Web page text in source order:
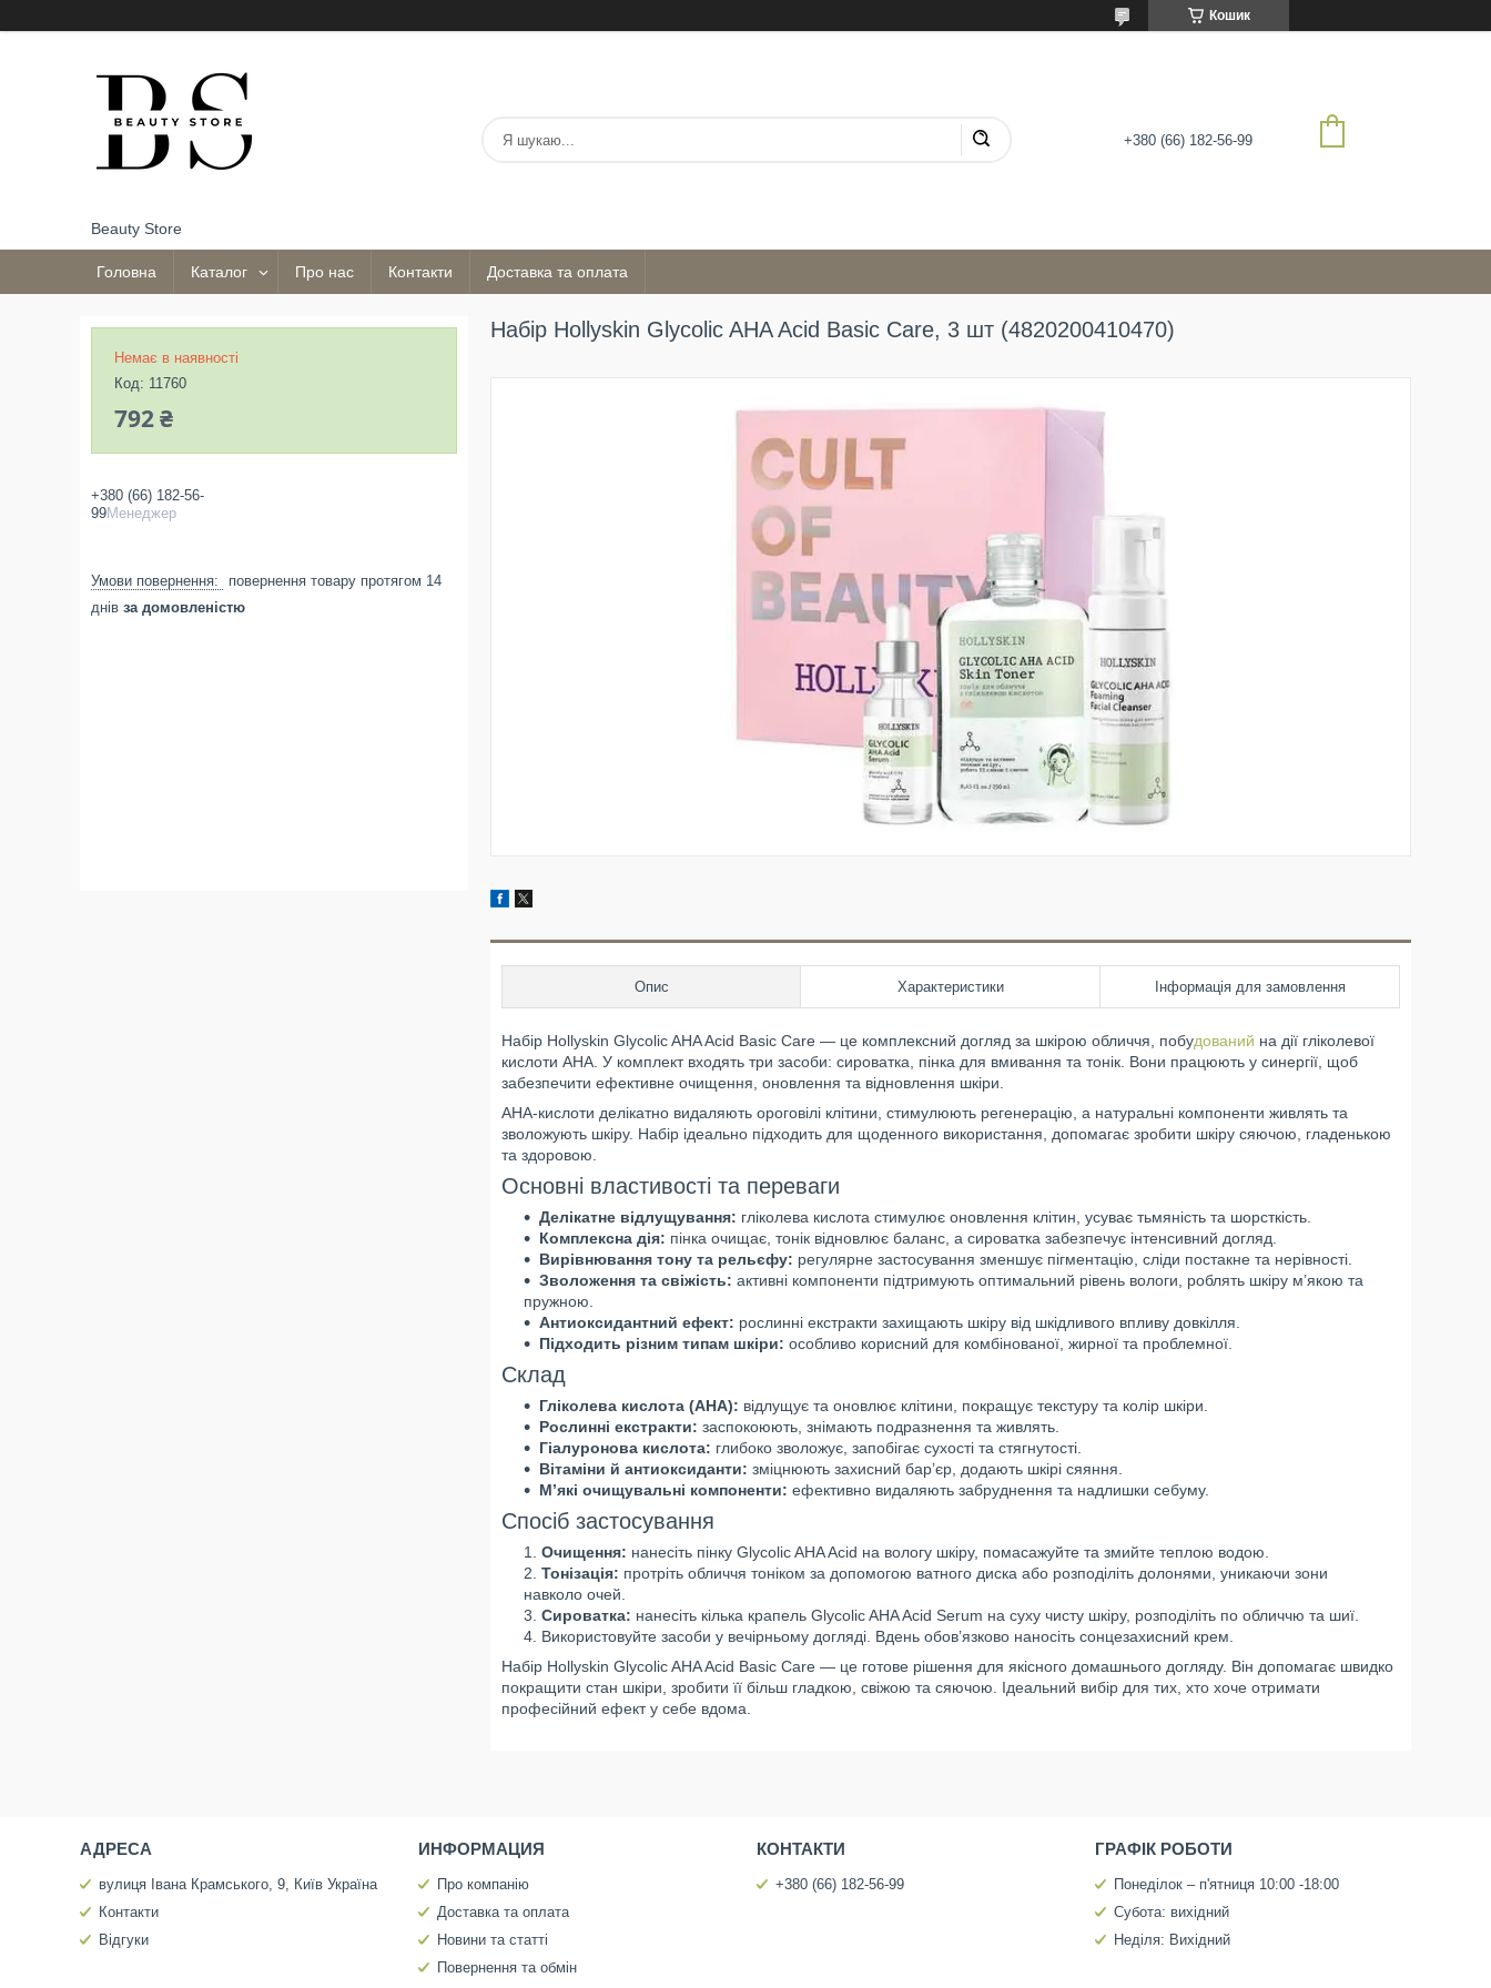
Кошик
Beauty Store
+380 (66) 182-56-99
Головна Каталог Про нас Контакти Доставка та оплата
Набір Hollyskin Glycolic AHA Acid Basic Care, 3 шт (4820200410470)
Опис Характеристики Інформація для замовлення
Набір Hollyskin Glycolic AHA Acid Basic Care — це комплексний догляд за шкірою обличчя, побудований на дії гліколевої
кислоти AHA. У комплект входять три засоби: сироватка, пінка для вмивання та тонік. Вони працюють у синергії, щоб
забезпечити ефективне очищення, оновлення та відновлення шкіри.
AHA-кислоти делікатно видаляють ороговілі клітини, стимулюють регенерацію, а натуральні компоненти живлять та
зволожують шкіру. Набір ідеально підходить для щоденного використання, допомагає зробити шкіру сяючою, гладенькою
та здоровою.
Основні властивості та переваги
Делікатне відлущування: гліколева кислота стимулює оновлення клітин, усуває тьмяність та шорсткість.
Комплексна дія: пінка очищає, тонік відновлює баланс, а сироватка забезпечує інтенсивний догляд.
Вирівнювання тону та рельєфу: регулярне застосування зменшує пігментацію, сліди постакне та нерівності.
Зволоження та свіжість: активні компоненти підтримують оптимальний рівень вологи, роблять шкіру м’якою та
пружною.
Антиоксидантний ефект: рослинні екстракти захищають шкіру від шкідливого впливу довкілля.
Підходить різним типам шкіри: особливо корисний для комбінованої, жирної та проблемної.
Склад
Гліколева кислота (AHA): відлущує та оновлює клітини, покращує текстуру та колір шкіри.
Рослинні екстракти: заспокоюють, знімають подразнення та живлять.
Гіалуронова кислота: глибоко зволожує, запобігає сухості та стягнутості.
Вітаміни й антиоксиданти: зміцнюють захисний бар’єр, додають шкірі сяяння.
М’які очищувальні компоненти: ефективно видаляють забруднення та надлишки себуму.
Спосіб застосування
Очищення: нанесіть пінку Glycolic AHA Acid на вологу шкіру, помасажуйте та змийте теплою водою.
Тонізація: протріть обличчя тоніком за допомогою ватного диска або розподіліть долонями, уникаючи зони
навколо очей.
Сироватка: нанесіть кілька крапель Glycolic AHA Acid Serum на суху чисту шкіру, розподіліть по обличчю та шиї.
Використовуйте засоби у вечірньому догляді. Вдень обов’язково наносіть сонцезахисний крем.
Набір Hollyskin Glycolic AHA Acid Basic Care — це готове рішення для якісного домашнього догляду. Він допомагає швидко
покращити стан шкіри, зробити її більш гладкою, свіжою та сяючою. Ідеальний вибір для тих, хто хоче отримати
професійний ефект у себе вдома.
Немає в наявності
Код: 11760
792 ₴
+380 (66) 182-56-
99Менеджер
повернення товару протягом 14
днів за домовленістю
АДРЕСА
вулиця Івана Крамського, 9, Київ Україна
Контакти
Відгуки
ИНФОРМАЦИЯ
Про компанію
Доставка та оплата
Новини та статті
Повернення та обмін
КОНТАКТИ
+380 (66) 182-56-99
ГРАФІК РОБОТИ
Понеділок – п'ятниця 10:00 -18:00
Субота: вихідний
Неділя: Вихідний